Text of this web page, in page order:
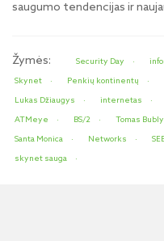
saugumo tendencijas ir
Žymės: Security Day
Skynet
Penkių kontinentų
Lukas Džiaugys
internetas
ATMeye
BS/2 Tomas
Santa Monica
Networks
skynet sauga